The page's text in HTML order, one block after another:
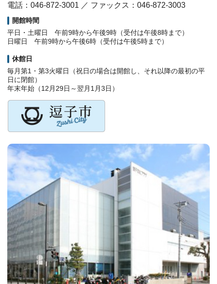
電話：046-872-3001 ／ ファックス：046-872-3003
開館時間
平日・土曜日 午前9時から午後9時（受付は午後8時まで）
日曜日 午前9時から午後6時（受付は午後5時まで）
休館日
毎月第1・第3火曜日（祝日の場合は開館し、それ以降の最初の平
日に閉館）
年末年始（12月29日～翌月1月3日）